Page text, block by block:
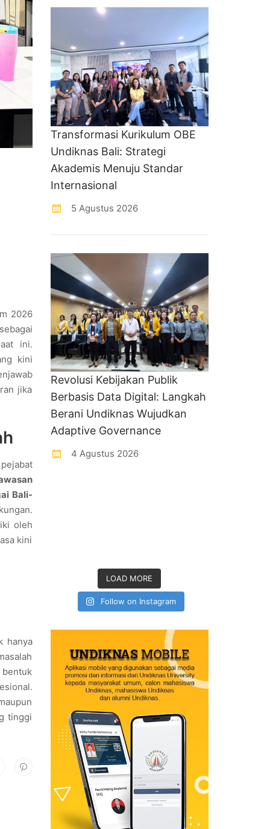
2026
ini.
kini
jika
Bali-
oleh
kini
hanya
tinggi
Transformasi Kurikulum OBE
Undiknas Bali: Strategi
Akademis Menuju Standar
Internasional
5 Agustus 2026
Revolusi Kebijakan Publik
Berbasis Data Digital: Langkah
Berani Undiknas Wujudkan
Adaptive Governance
4 Agustus 2026
LOAD MORE
Follow on Instagram